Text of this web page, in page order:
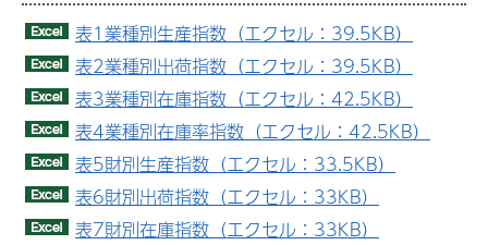
表1業種別生産指数（エクセル：39.5KB）
表2業種別出荷指数（エクセル：39.5KB）
表3業種別在庫指数（エクセル：42.5KB）
表4業種別在庫率指数（エクセル：42.5KB）
表5財別生産指数（エクセル：33.5KB）
表6財別出荷指数（エクセル：33KB）
表7財別在庫指数（エクセル：33KB）